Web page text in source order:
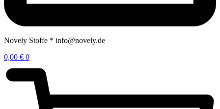
Novely Stoffe * info@novely.de
0,00 € 0